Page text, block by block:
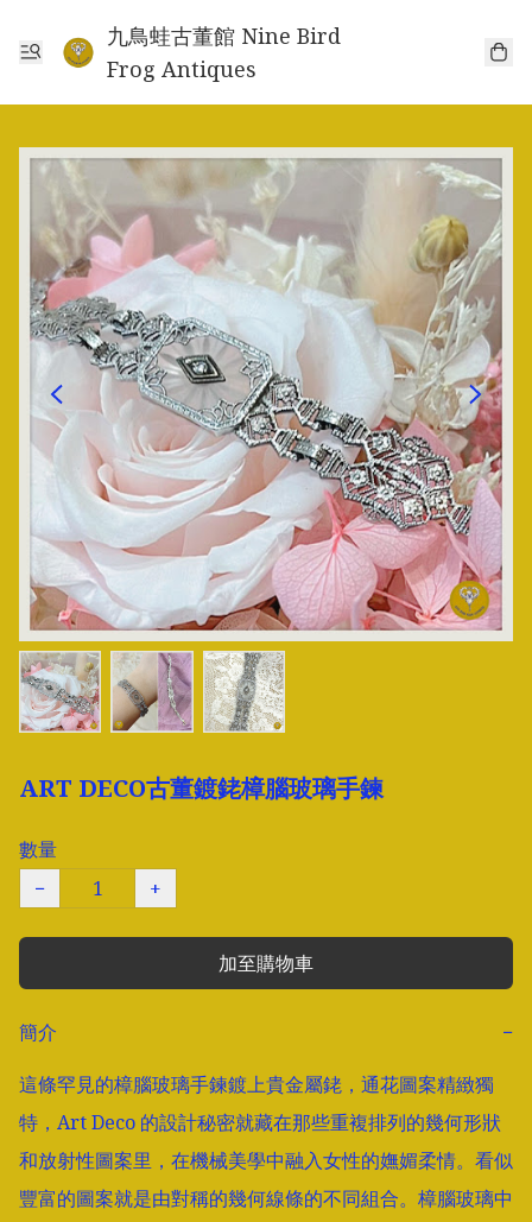
九鳥蛙古董館 Nine Bird
Frog Antiques
ART DECO古董鍍銠樟腦玻璃手鍊
數量
−
+
加至購物車
簡介
−
這條罕見的樟腦玻璃手鍊鍍上貴金屬銠，通花圖案精緻獨
特，Art Deco 的設計秘密就藏在那些重複排列的幾何形狀
和放射性圖案里，在機械美學中融入女性的嫵媚柔情。看似
豐富的圖案就是由對稱的幾何線條的不同組合。樟腦玻璃中